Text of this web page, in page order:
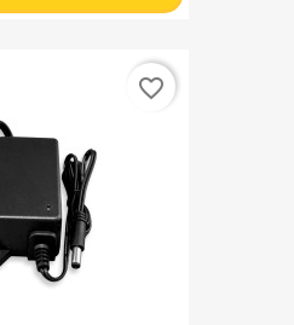
favorite_border